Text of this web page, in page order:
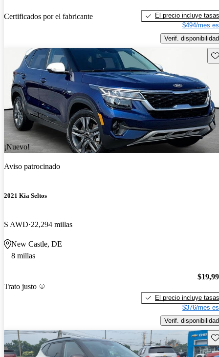
Certificados por el fabricante
El precio incluye tasas
$494/mes
Verif. disponibilidad
¡Nuevo!
Aviso patrocinado
2021 Kia Seltos
S AWD 22,294 millas
New Castle, DE
8 millas
Trato justo
El precio incluye tasas
$376/mes
Verif. disponibilidad